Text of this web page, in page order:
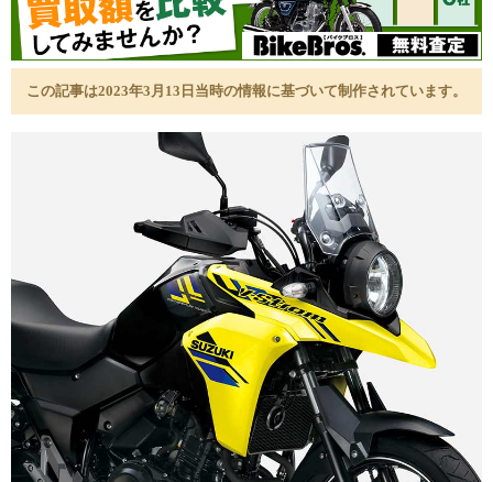
この記事は2023年3月13日当時の情報に基づいて制作されています。